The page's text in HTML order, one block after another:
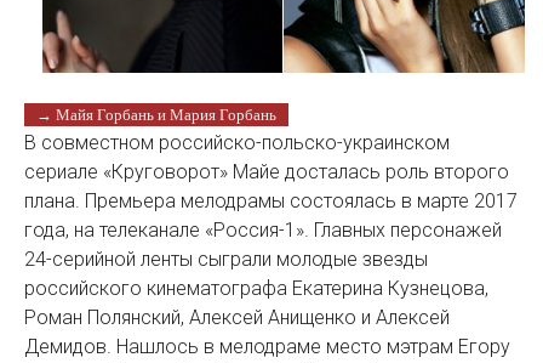
→ Майя Горбань и Мария Горбань
В совместном российско-польско-украинском
сериале «Круговорот» Майе досталась роль второго
плана. Премьера мелодрамы состоялась в марте 2017
года, на телеканале «Россия-1». Главных персонажей
24-серийной ленты сыграли молодые звезды
российского кинематографа Екатерина Кузнецова,
Роман Полянский, Алексей Анищенко и Алексей
Демидов. Нашлось в мелодраме место мэтрам Егору